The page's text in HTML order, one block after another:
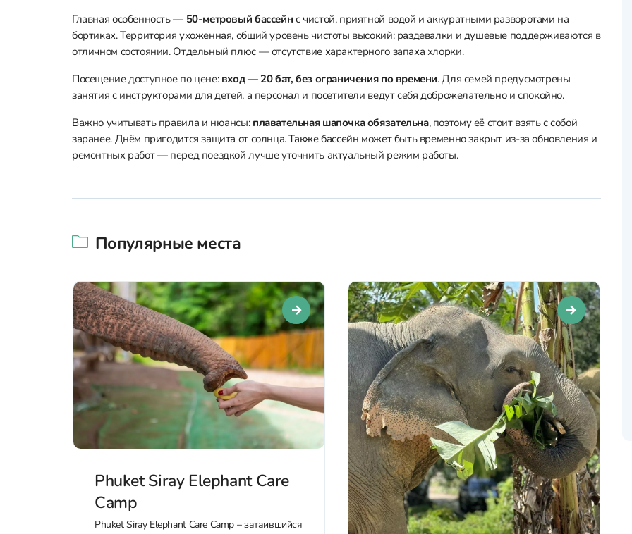
Главная особенность — 50-метровый бассейнс чистой, приятной водой и аккуратными разворотами на
бортиках. Территория ухоженная, общий уровень чистоты высокий: раздевалки и душевые поддерживаются в
отличном состоянии. Отдельный плюс — отсутствие характерного запаха хлорки.
Посещение доступное по цене:вход — 20 бат, без ограничения по времени. Для семей предусмотрены
занятия с инструкторами для детей, а персонал и посетители ведут себя доброжелательно и спокойно.
Важно учитывать правила и нюансы:плавательная шапочка обязательна, поэтому её стоит взять с собой
заранее. Днём пригодится защита от солнца. Также бассейн может быть временно закрыт из‑за обновления и
ремонтных работ — перед поездкой лучше уточнить актуальный режим работы.
Популярные места
Phuket Siray Elephant Care
Camp
Phuket Siray Elephant Care Camp – затаившийся